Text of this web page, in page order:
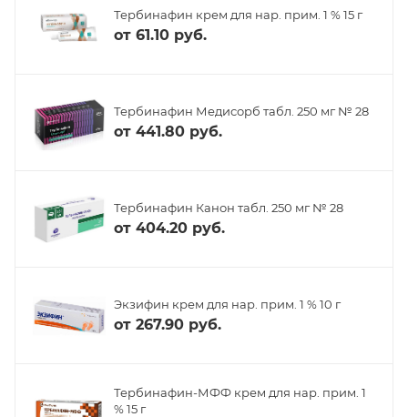
Тербинафин крем для нар. прим. 1 % 15 г
от 61.10 руб.
Тербинафин Медисорб табл. 250 мг № 28
от 441.80 руб.
Тербинафин Канон табл. 250 мг № 28
от 404.20 руб.
Экзифин крем для нар. прим. 1 % 10 г
от 267.90 руб.
Тербинафин-МФФ крем для нар. прим. 1
% 15 г